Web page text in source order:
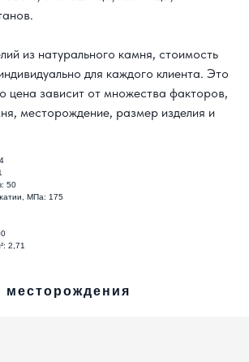
из натурального камня, стоимость
для каждого клиента. Это
цена зависит от множества факторов,
месторождение, размер изделия и
50
МПа: 175
2,71
месторождения
08
стр.24
Ярославский
1